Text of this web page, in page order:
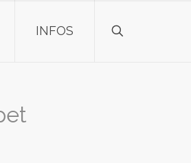
INFOS